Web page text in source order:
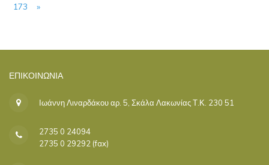
173
»
ΕΠΙΚΟΙΝΩΝΊΑ
Ιωάννη Λιναρδάκου αρ. 5, Σκάλα Λακωνίας Τ.Κ. 230 51
2735 0 24094
2735 0 29292 (fax)